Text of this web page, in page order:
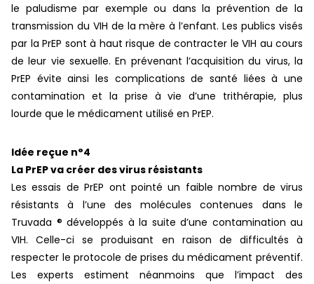
le paludisme par exemple ou dans la prévention de la
transmission du VIH de la mère à l’enfant. Les publics visés
par la PrEP sont à haut risque de contracter le VIH au cours
de leur vie sexuelle. En prévenant l’acquisition du virus, la
PrEP évite ainsi les complications de santé liées à une
contamination et la prise à vie d’une trithérapie, plus
lourde que le médicament utilisé en PrEP.
Idée reçue n°4
La PrEP va créer des virus résistants
Les essais de PrEP ont pointé un faible nombre de virus
résistants à l’une des molécules contenues dans le
Truvada ® développés à la suite d’une contamination au
VIH. Celle-ci se produisant en raison de difficultés à
respecter le protocole de prises du médicament préventif.
Les experts estiment néanmoins que l’impact des